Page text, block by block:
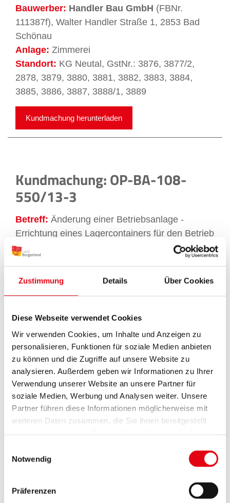
Zustimmung Details Über Cookies
Diese Webseite verwendet Cookies
Wir verwenden Cookies, um Inhalte und Anzeigen zu
personalisieren, Funktionen für soziale Medien anbieten
zu können und die Zugriffe auf unsere Website zu
analysieren. Außerdem geben wir Informationen zu Ihrer
Verwendung unserer Website an unsere Partner für
soziale Medien, Werbung und Analysen weiter. Unsere
Partner führen diese Informationen möglicherweise mit
weiteren Daten zusammen, die Sie ihnen bereitgestellt
Notwendig
Präferenzen
Bauwerber: Handler Bau GmbH (FBNr.
111387f), Walter Handler Straße 1, 2853 Bad
Schönau
Anlage: Zimmerei
Standort: KG Neutal, GstNr.: 3876, 3877/2,
2878, 3879, 3880, 3881, 3882, 3883, 3884,
3885, 3886, 3887, 3888/1, 3889
Kundmachung herunterladen
Kundmachung: OP-BA-108-
550/13-3
Betreff: Änderung einer Betriebsanlage -
Errichtung eines Lagercontainers für den Betrieb
eines Leergutautomaten der bestehenden
Anlageninhaber:
Penny GmbH
, IZ-NÖ-Süd,
Standort:KG Oberpullendorf, GstNr.: 61/2,
66/1; Eisenstädter Straße 73
Kundmachung herunterladen
Kundmachung: ND-BA-107-
2057/3-5
Betreff:Neuerrichtung einer Betriebsanlage –
Antragsteller:
, Feldgasse 24, 7111